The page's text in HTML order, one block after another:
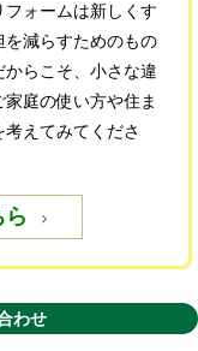
ォームは新しくす
減らすためのもの
らこそ、小さな違
庭の使い方や住ま
えてみてくださ
わせ